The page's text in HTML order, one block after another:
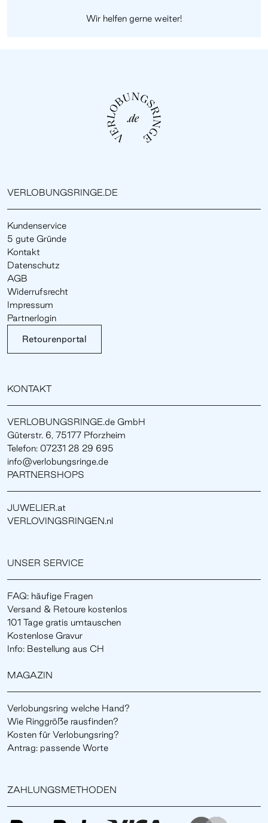
Wir helfen gerne weiter!
VERLOBUNGSRINGE.DE
Kundenservice
5 gute Gründe
Kontakt
Datenschutz
AGB
Widerrufsrecht
Impressum
Partnerlogin
Retourenportal
KONTAKT
VERLOBUNGSRINGE.de GmbH
Güterstr. 6, 75177 Pforzheim
Telefon: 07231 28 29 695
info@verlobungsringe.de
PARTNERSHOPS
JUWELIER.at
VERLOVINGSRINGEN.nl
UNSER SERVICE
FAQ: häufige Fragen
Versand & Retoure kostenlos
101 Tage gratis umtauschen
Kostenlose Gravur
Info: Bestellung aus CH
MAGAZIN
Verlobungsring welche Hand?
Wie Ringgröße rausfinden?
Kosten für Verlobungsring?
Antrag: passende Worte
ZAHLUNGSMETHODEN